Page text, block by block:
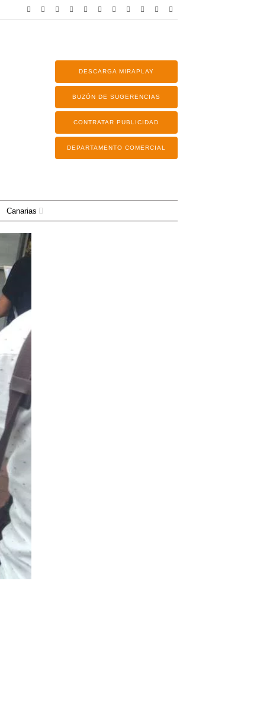
DESCARGA MIRAPLAY
BUZÓN DE SUGERENCIAS
CONTRATAR PUBLICIDAD
DEPARTAMENTO COMERCIAL
Canarias